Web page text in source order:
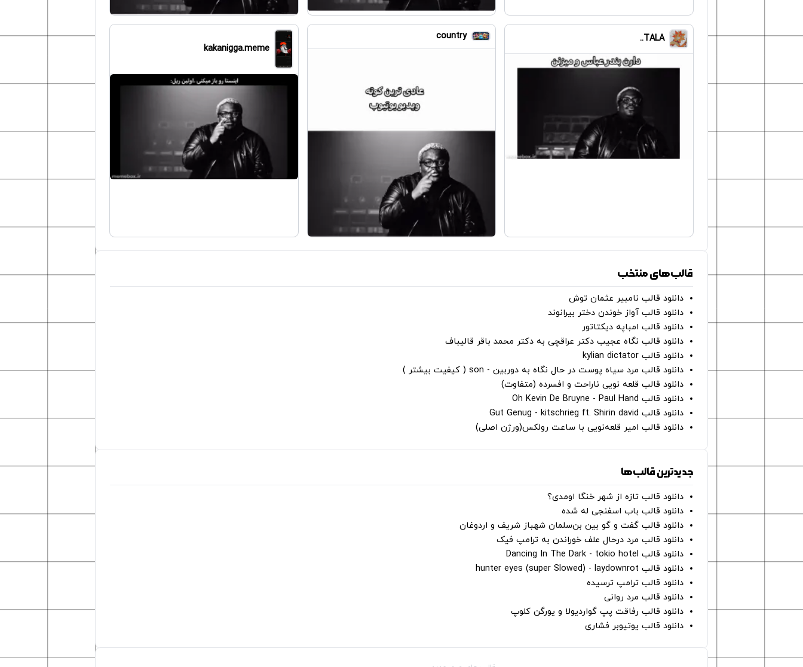
TALA..
country
kakanigga.meme
قالب‌های منتخب
دانلود قالب نامبیر عثمان ‌توش
دانلود قالب آواز خوندن دختر بیرانوند
دانلود قالب امباپه دیکتاتور
دانلود قالب نگاه عجیب دکتر عراقچی به دکتر محمد باقر قالیباف
دانلود قالب kylian dictator
دانلود قالب مرد سیاه پوست در حال نگاه به دوربین - son ( کیفیت بیشتر )
دانلود قالب قلعه نویی ناراحت و افسرده (متفاوت)
دانلود قالب Oh Kevin De Bruyne - Paul Hand
دانلود قالب Gut Genug - kitschrieg ft. Shirin david
دانلود قالب امیر قلعه‌نویی با ساعت رولکس(ورژن اصلی)
جدیدترین قالب‌ها
دانلود قالب تازه از شهر خنگا اومدی؟
دانلود قالب باب اسفنجی له شده
دانلود قالب گفت و گو بین بن‌سلمان شهباز شریف و اردوغان
دانلود قالب مرد درحال علف خوراندن به ترامپ فیک
دانلود قالب Dancing In The Dark - tokio hotel
دانلود قالب hunter eyes (super Slowed) - laydownrot
دانلود قالب ترامپ ترسیده
دانلود قالب مرد روانی
دانلود قالب رفاقت پپ گواردیولا و یورگن کلوپ
دانلود قالب یوتیوبر فشاری